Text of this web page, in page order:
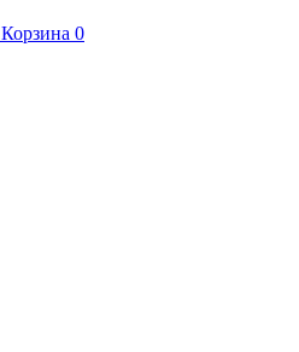
Корзина 0